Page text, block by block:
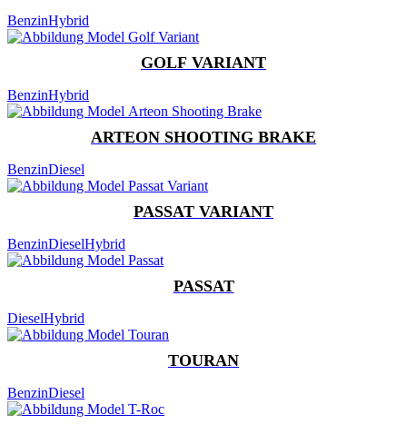
BenzinHybrid
GOLF VARIANT
BenzinHybrid
ARTEON SHOOTING BRAKE
BenzinDiesel
PASSAT VARIANT
BenzinDieselHybrid
PASSAT
DieselHybrid
TOURAN
BenzinDiesel